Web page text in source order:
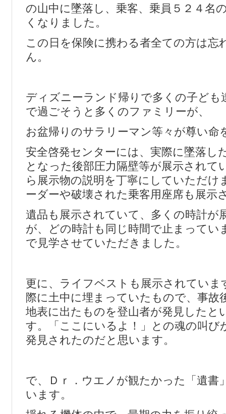
の山中に墜落し、乗客、乗員５２４名
くなりました。
この日を保険に携わる者全ての方は忘
ん。
ディズニーランド帰りで多くの子ども
で過ごそうと多くのファミリーが、
お盆帰りのサラリーマン等々が尊い命
安全啓発センターには、実際に墜落し
となった後部圧力隔壁等が展示されて
ら展示物の説明を丁寧にしていただけ
ーダーや破壊された乗客用座席も展示
遺品も展示されていて、多くの時計が
が、どの時計も同じ時間で止まってい
で見学させていただきました。
更に、ライフベストも展示されていま
際に土中に埋まっていたもので、事故
地表に出たものを登山者が発見したと
す。「ここにいるよ！」との魂の叫び
発見されたのだと思います。
で、Ｄｒ．ウエノが観たかった「遺書
います。